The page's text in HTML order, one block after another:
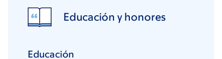
Educación y honores
Educación